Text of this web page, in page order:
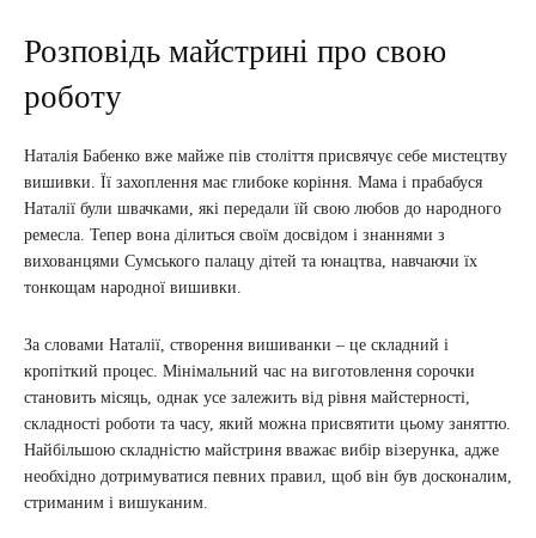
Розповідь майстрині про свою
роботу
Наталія Бабенко вже майже пів століття присвячує себе мистецтву
вишивки. Її захоплення має глибоке коріння. Мама і прабабуся
Наталії були швачками, які передали їй свою любов до народного
ремесла. Тепер вона ділиться своїм досвідом і знаннями з
вихованцями Сумського палацу дітей та юнацтва, навчаючи їх
тонкощам народної вишивки.
За словами Наталії, створення вишиванки – це складний і
кропіткий процес. Мінімальний час на виготовлення сорочки
становить місяць, однак усе залежить від рівня майстерності,
складності роботи та часу, який можна присвятити цьому заняттю.
Найбільшою складністю майстриня вважає вибір візерунка, адже
необхідно дотримуватися певних правил, щоб він був досконалим,
стриманим і вишуканим.